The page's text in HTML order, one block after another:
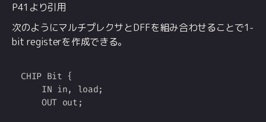
P41より引用
次のようにマルチプレクサとDFFを組み合わせることで1-
bit registerを作成できる。
CHIP Bit {
    IN in, load;
    OUT out;